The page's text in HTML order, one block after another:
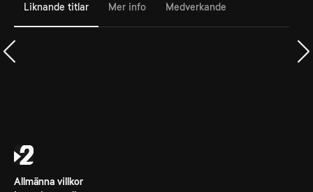
Liknande titlar Mer info Medverkande
Allmänna villkor